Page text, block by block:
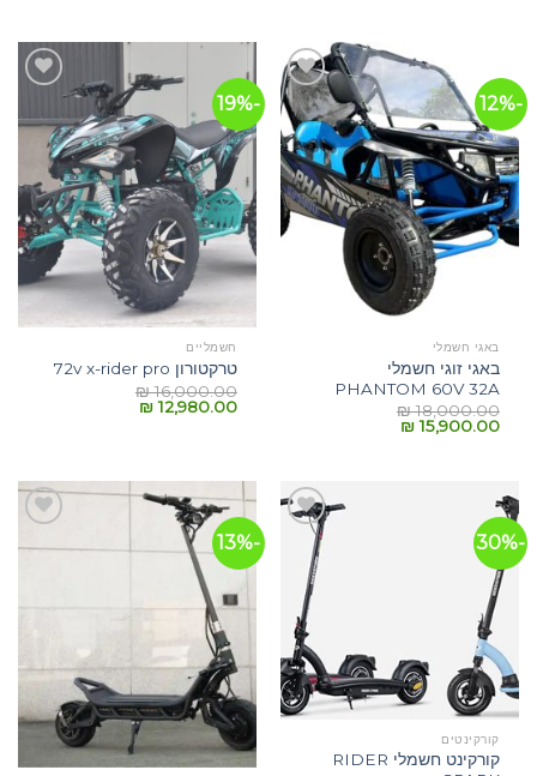
-12%
הוסף
לרשימת
המשאלות
באגי חשמלי
באגי זוגי חשמלי
PHANTOM 60V 32A
₪18,000.00
₪15,900.00
-19%
לרשימת
חשמליים
טרקטורון 72v x-rider pro
₪16,000.00
₪12,980.00
-30%
לרשימת
המשאלות
קורקינטים
קורקינט חשמלי RIDER
-13%